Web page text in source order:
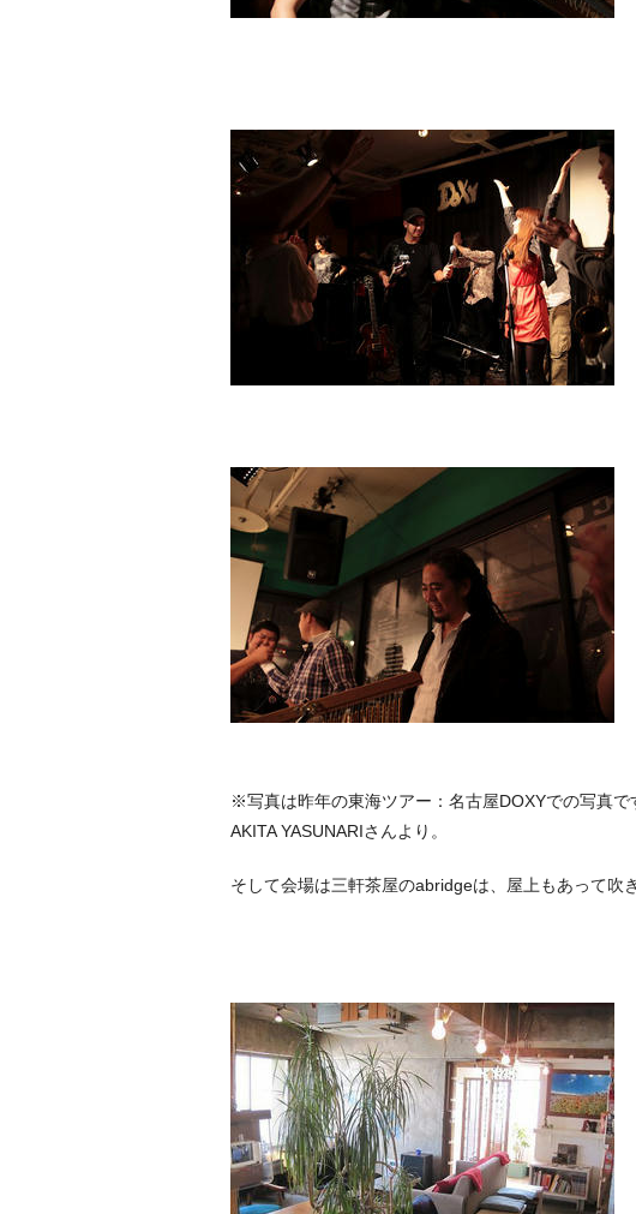
※写真は昨年の東海ツアー：名古屋DOXYでの写真で
AKITA YASUNARIさんより。
そして会場は三軒茶屋のabridgeは、屋上もあって吹